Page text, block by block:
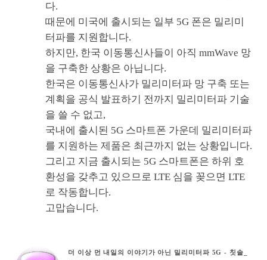
다.
때문에 미국에 출시되는 일부 5G 폰은 밀리미
터파를 지원합니다.
하지만, 한국 이동통신사들이 아직 mmWave 망
을 구축한 상황은 아닙니다.
한국은 이동통신사가 밀리미터파 망 구축 또는
계획을 공식 발표하기 전까지 밀리미터파 기술
을 쓸 수 없고,
국내에 출시된 5G 스마트폰 가운데 밀리미터파
를 지원하는 제품은 최근까지 없는 상황입니다.
그리고 지금 출시되는 5G 스마트폰은 하위 호
환성을 갖추고 있으므로 LTE 심을 꽂으면 LTE
로 작동합니다.
고맙습니다.
더 이상 먼 내일의 이야기가 아닌 밀리미터파 5G - 칫솔_